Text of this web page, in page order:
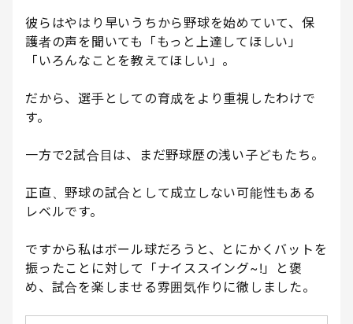
彼らはやはり早いうちから野球を始めていて、保
護者の声を聞いても「もっと上達してほしい」
「いろんなことを教えてほしい」。
だから、選手としての育成をより重視したわけで
す。
一方で2試合目は、まだ野球歴の浅い子どもたち。
正直、野球の試合として成立しない可能性もある
レベルです。
ですから私はボール球だろうと、とにかくバットを
振ったことに対して「ナイススイング~!」と褒
め、試合を楽しませる雰囲気作りに徹しました。